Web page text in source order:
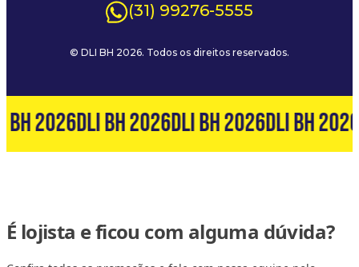
(31) 99276-5555
© DLI BH 2026. Todos os direitos reservados.
BH 2026DLI BH 2026DLI BH 2026DLI BH 2026
É lojista e ficou com alguma dúvida?